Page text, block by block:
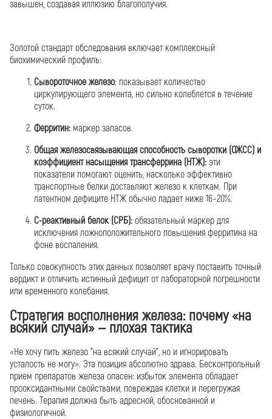
завышен, создавая иллюзию благополучия.
Золотой стандарт обследования включает комплексный
биохимический профиль:
Сывороточное железо: показывает количество
циркулирующего элемента, но сильно колеблется в течение
суток.
Ферритин: маркер запасов.
Общая железосвязывающая способность сыворотки (ОЖСС) и
коэффициент насыщения трансферрина (НТЖ): эти
показатели помогают оценить, насколько эффективно
транспортные белки доставляют железо к клеткам. При
латентном дефиците НТЖ обычно падает ниже 16–20%.
С-реактивный белок (СРБ): обязательный маркер для
исключения ложноположительного повышения ферритина на
фоне воспаления.
Только совокупность этих данных позволяет врачу поставить точный
вердикт и отличить истинный дефицит от лабораторной погрешности
или временного колебания.
Стратегия восполнения железа: почему «на
всякий случай» — плохая тактика
«Не хочу пить железо "на всякий случай", но и игнорировать
усталость не могу». Эта позиция абсолютно здрава. Бесконтрольный
прием препаратов железа опасен: избыток элемента обладает
прооксидантными свойствами, повреждая клетки и перегружая
печень. Терапия должна быть адресной, обоснованной и
физиологичной.